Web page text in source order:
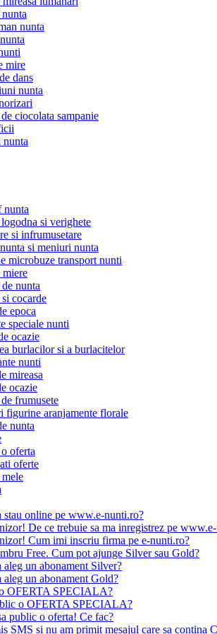
nunta
mire
dans
nunta
ciocolata sampanie
nunta
nunta
si verighete
si infrumusetare
si meniuri nunta
microbuze transport nunti
miere
nunta
cocarde
epoca
speciale nunti
ocazie
burlacilor si a burlacitelor
nunti
mireasa
ocazie
frumusete
figurine aranjamente florale
nunta
oferta
oferte
stau online pe www.e-nunti.ro?
De ce trebuie sa ma inregistrez pe
Cum imi inscriu firma pe e-nunti.ro?
Free. Cum pot ajunge Silver sau Gold?
aleg un abonament Silver?
aleg un abonament Gold?
OFERTA SPECIALA?
o OFERTA SPECIALA?
public o oferta! Ce fac?
SMS si nu am primit mesajul care sa contina